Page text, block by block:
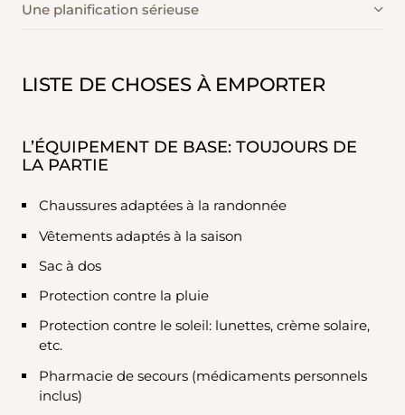
Une planification sérieuse
LISTE DE CHOSES À EMPORTER
L’ÉQUIPEMENT DE BASE: TOUJOURS DE
LA PARTIE
Chaussures adaptées à la randonnée
Vêtements adaptés à la saison
Sac à dos
Protection contre la pluie
Protection contre le soleil: lunettes, crème solaire,
etc.
Pharmacie de secours (médicaments personnels
inclus)